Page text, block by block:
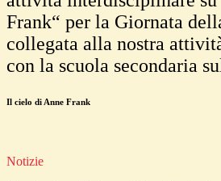
Frank“ per la Giornata
collegata alla nostra
con la scuola secondaria
Il cielo di Anne Frank
Notizie